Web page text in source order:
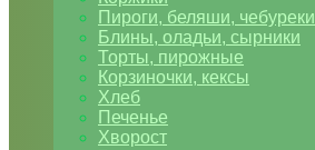
Пироги, беляши, чебуреки
Блины, оладьи, сырники
Торты, пирожные
Корзиночки, кексы
Хлеб
Печенье
Хворост